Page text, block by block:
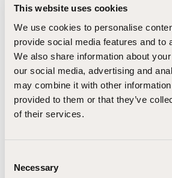
This website uses cookies
We use cookies to personalise
provide social media features and to
We also share information about
our social media, advertising and
may combine it with other information
provided to them or that they’ve
of their services.
Selection
Necessary
Voimme järjestää oppilaitokseen
yksittäisille oppilaille tai
on oppilaita, jotka haluavat tutustua
ammattiopistoon, ota yhteyttä
yhdessä juuri teitä palvelevan
Järvenpään kampuksellamme voi